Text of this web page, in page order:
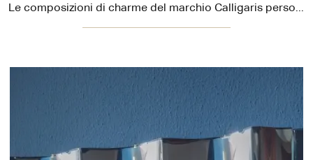
Le composizioni di charme del marchio Calligaris personalizzano l'habitat con i loro colori e gusto, ricreando particolari atmosfere arredative.